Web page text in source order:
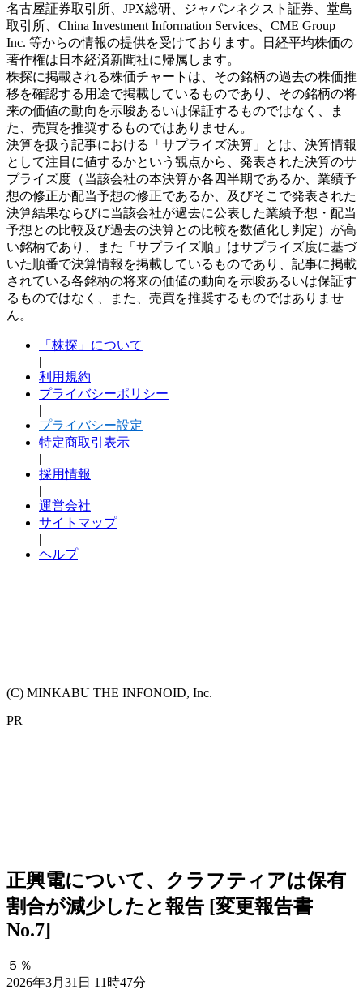
名古屋証券取引所、JPX総研、ジャパンネクスト証券、堂島
取引所、China Investment Information Services、CME Group
Inc. 等からの情報の提供を受けております。日経平均株価の
著作権は日本経済新聞社に帰属します。
株探に掲載される株価チャートは、その銘柄の過去の株価推
移を確認する用途で掲載しているものであり、その銘柄の将
来の価値の動向を示唆あるいは保証するものではなく、ま
た、売買を推奨するものではありません。
決算を扱う記事における「サプライズ決算」とは、決算情報
として注目に値するかという観点から、発表された決算のサ
プライズ度（当該会社の本決算か各四半期であるか、業績予
想の修正か配当予想の修正であるか、及びそこで発表された
決算結果ならびに当該会社が過去に公表した業績予想・配当
予想との比較及び過去の決算との比較を数値化し判定）が高
い銘柄であり、また「サプライズ順」はサプライズ度に基づ
いた順番で決算情報を掲載しているものであり、記事に掲載
されている各銘柄の将来の価値の動向を示唆あるいは保証す
るものではなく、また、売買を推奨するものではありませ
ん。
「株探」について
|
利用規約
プライバシーポリシー
|
プライバシー設定
特定商取引表示
|
採用情報
|
運営会社
サイトマップ
|
ヘルプ
(C) MINKABU THE INFONOID, Inc.
PR
正興電について、クラフティアは保有
割合が減少したと報告 [変更報告書
No.7]
５％
2026年3月31日 11時47分